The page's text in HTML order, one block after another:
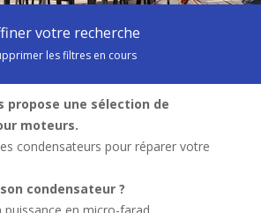
votre recherche
les filtres en cours
propose une sélection de
moteurs.
condensateurs pour réparer votre
condensateur ?